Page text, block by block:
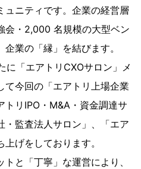
ュニティです。企業の経営層
会・2,000 名規模の大型ベン
業の「縁」を結びます。
「エアトリCXOサロン」メ
て今回の「エアトリ上場企業
リIPO・M&A・資金調達サ
・監査法人サロン」、「エア
げをしております。
と「丁寧」な運営により、